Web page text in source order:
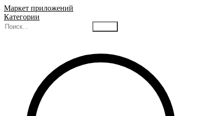
Маркет приложений
Категории